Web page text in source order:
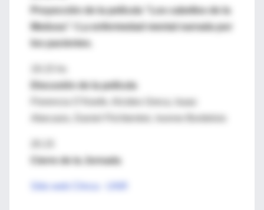
Proyección de la película “Los cabellos de la
Medusa” / La enfermedad mental narrada por
los pacientes.
Discusión de la película
Cierre de la Jornada